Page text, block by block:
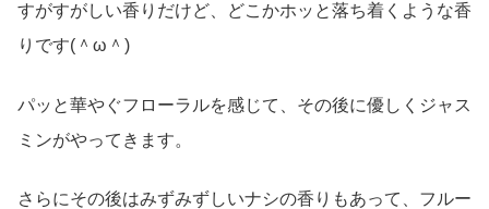
すがすがしい香りだけど、どこかホッと落ち着くような香
りです(＾ω＾)
パッと華やぐフローラルを感じて、その後に優しくジャス
ミンがやってきます。
さらにその後はみずみずしいナシの香りもあって、フルー